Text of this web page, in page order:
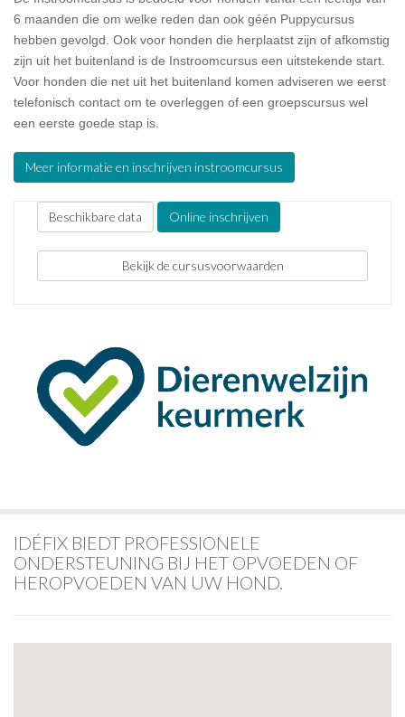
6 maanden die om welke reden dan ook géén Puppycursus
hebben gevolgd. Ook voor honden die herplaatst zijn of afkomstig
zijn uit het buitenland is de Instroomcursus een uitstekende start.
Voor honden die net uit het buitenland komen adviseren we eerst
telefonisch contact om te overleggen of een groepscursus wel
een eerste goede stap is.
Meer informatie en inschrijven instroomcursus
Beschikbare data Online inschrijven
Bekijk de cursusvoorwaarden
IDÉFIX BIEDT PROFESSIONELE
ONDERSTEUNING BIJ HET OPVOEDEN OF
HEROPVOEDEN VAN UW HOND.